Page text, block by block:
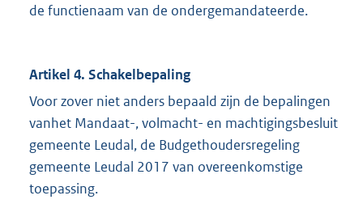
de functienaam van de ondergemandateerde.
Artikel 4. Schakelbepaling
Voor zover niet anders bepaald zijn de bepalingen
vanhet Mandaat-, volmacht- en machtigingsbesluit
gemeente Leudal, de Budgethoudersregeling
gemeente Leudal 2017 van overeenkomstige
toepassing.